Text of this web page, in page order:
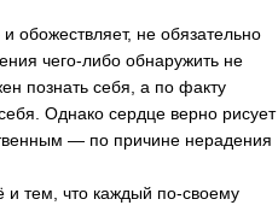
обожествляет, не обязательно
чего-либо обнаружить не
познать себя, а по факту
Однако сердце верно рисует
— по причине нерадения
и тем, что каждый по-своему